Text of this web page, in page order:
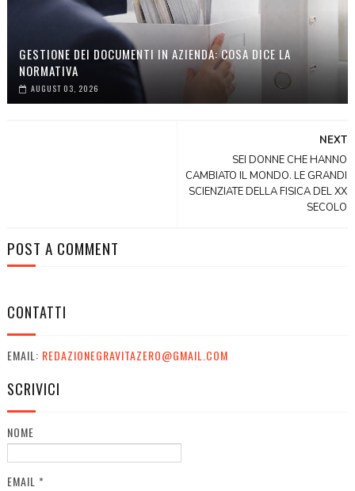
GESTIONE DEI DOCUMENTI IN AZIENDA: COSA DICE LA
NORMATIVA
AUGUST 03, 2026
NEXT
SEI DONNE CHE HANNO
CAMBIATO IL MONDO. LE GRANDI
SCIENZIATE DELLA FISICA DEL XX
SECOLO
POST A COMMENT
CONTATTI
EMAIL: REDAZIONEGRAVITAZERO@GMAIL.COM
SCRIVICI
NOME
EMAIL *